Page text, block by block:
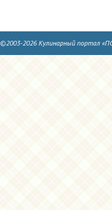
©2003-2026 Кулинарный портал